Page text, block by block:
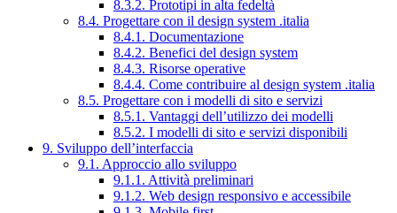
8.3.2. Prototipi in alta fedeltà
8.4. Progettare con il design system .italia
8.4.1. Documentazione
8.4.2. Benefici del design system
8.4.3. Risorse operative
8.4.4. Come contribuire al design system .italia
8.5. Progettare con i modelli di sito e servizi
8.5.1. Vantaggi dell’utilizzo dei modelli
8.5.2. I modelli di sito e servizi disponibili
9. Sviluppo dell’interfaccia
9.1. Approccio allo sviluppo
9.1.1. Attività preliminari
9.1.2. Web design responsivo e accessibile